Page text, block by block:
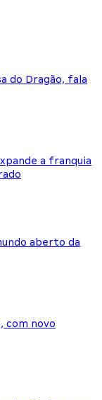
do Dragão, fala
a franquia
aberto da
com novo